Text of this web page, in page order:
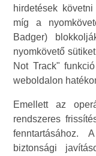
hirdetések
míg a
Badger)
nyomkövető
Not Track"
weboldalon
Emellett az
rendszeres
fenntartásához.
biztonsági